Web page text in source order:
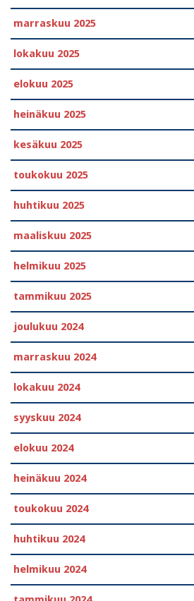
marraskuu 2025
lokakuu 2025
elokuu 2025
heinäkuu 2025
kesäkuu 2025
toukokuu 2025
huhtikuu 2025
maaliskuu 2025
helmikuu 2025
tammikuu 2025
joulukuu 2024
marraskuu 2024
lokakuu 2024
syyskuu 2024
elokuu 2024
heinäkuu 2024
toukokuu 2024
huhtikuu 2024
helmikuu 2024